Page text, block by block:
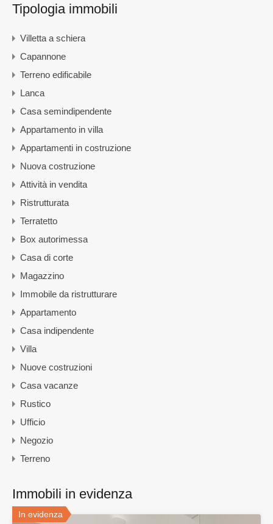
Tipologia immobili
Villetta a schiera
Capannone
Terreno edificabile
Lanca
Casa semindipendente
Appartamento in villa
Appartamenti in costruzione
Nuova costruzione
Attività in vendita
Ristrutturata
Terratetto
Box autorimessa
Casa di corte
Magazzino
Immobile da ristrutturare
Appartamento
Casa indipendente
Villa
Nuove costruzioni
Casa vacanze
Rustico
Ufficio
Negozio
Terreno
Immobili in evidenza
In evidenza